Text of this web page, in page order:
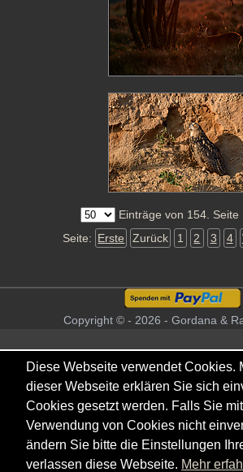
Einträge von 154. Seite
Seite: Erste Zurück 1 2 3 4
Copyright © - 2026 - Gordana &
Diese Webseite verwendet Cookies.
dieser Webseite erklären Sie sich
Cookies gesetzt werden. Falls Sie
Verwendung von Cookies nicht
ändern Sie bitte die Einstellungen
verlassen diese Webseite. Mehr